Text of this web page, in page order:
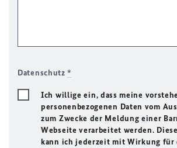
Datenschutz*
Ich willige ein, dass meine
personenbezogenen Daten vom
zum Zwecke der Meldung einer
Webseite verarbeitet werden.
kann ich jederzeit mit Wirkung